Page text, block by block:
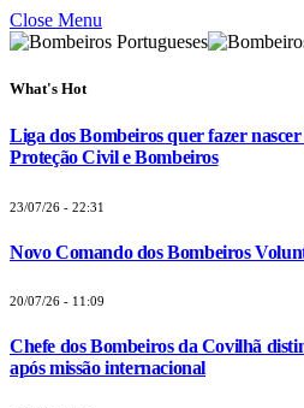
Close Menu
What's Hot
Liga dos Bombeiros quer fazer
Proteção Civil e Bombeiros
23/07/26 - 22:31
Novo Comando dos Bombeiros
20/07/26 - 11:09
Chefe dos Bombeiros da Covilhã
após missão internacional